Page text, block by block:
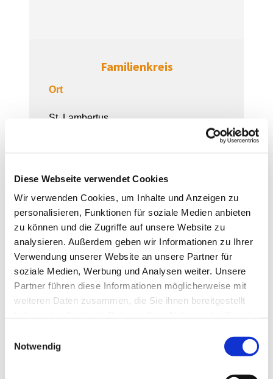
Diese Webseite verwendet Cookies
Wir verwenden Cookies, um Inhalte und Anzeigen zu
personalisieren, Funktionen für soziale Medien anbieten
zu können und die Zugriffe auf unsere Website zu
analysieren. Außerdem geben wir Informationen zu Ihrer
Verwendung unserer Website an unsere Partner für
soziale Medien, Werbung und Analysen weiter. Unsere
Partner führen diese Informationen möglicherweise mit
weiteren Daten zusammen, die Sie ihnen bereitgestellt
Notwendig
Familienkreis
Ort
St. Lambertus
Kreis Lamberti 95
Ort